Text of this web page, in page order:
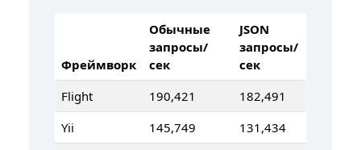
Фреймворк
Обычные
запросы/
сек
JSON
запросы/
сек
Flight
190,421
182,491
Yii
145,749
131,434